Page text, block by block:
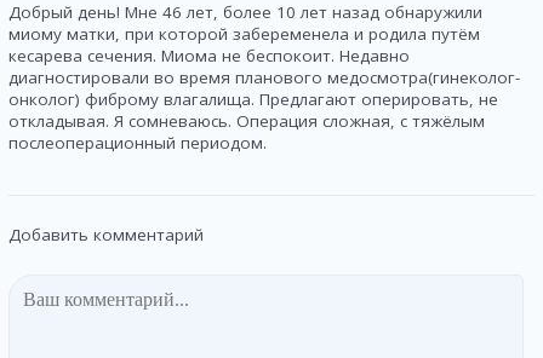
Добрый день! Мне 46 лет, более 10 лет назад обнаружили
миому матки, при которой забеременела и родила путём
кесарева сечения. Миома не беспокоит. Недавно
диагностировали во время планового медосмотра(гинеколог-
онколог) фиброму влагалища. Предлагают оперировать, не
откладывая. Я сомневаюсь. Операция сложная, с тяжёлым
послеоперационный периодом.
Добавить комментарий